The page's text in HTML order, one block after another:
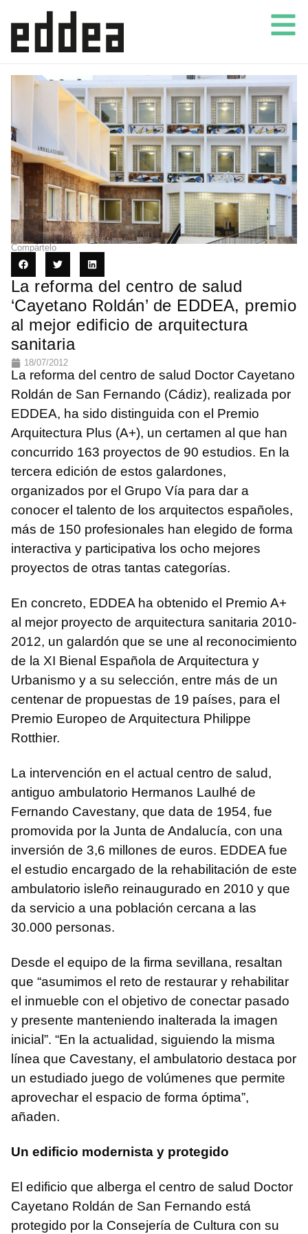
Compártelo
La reforma del centro de salud
‘Cayetano Roldán’ de EDDEA, premio
al mejor edificio de arquitectura
sanitaria
18/07/2012
La reforma del centro de salud Doctor Cayetano
Roldán de San Fernando (Cádiz), realizada por
EDDEA, ha sido distinguida con el Premio
Arquitectura Plus (A+), un certamen al que han
concurrido 163 proyectos de 90 estudios. En la
tercera edición de estos galardones,
organizados por el Grupo Vía para dar a
conocer el talento de los arquitectos españoles,
más de 150 profesionales han elegido de forma
interactiva y participativa los ocho mejores
proyectos de otras tantas categorías.
En concreto, EDDEA ha obtenido el Premio A+
al mejor proyecto de arquitectura sanitaria 2010-
2012, un galardón que se une al reconocimiento
de la XI Bienal Española de Arquitectura y
Urbanismo y a su selección, entre más de un
centenar de propuestas de 19 países, para el
Premio Europeo de Arquitectura Philippe
Rotthier.
La intervención en el actual centro de salud,
antiguo ambulatorio Hermanos Laulhé de
Fernando Cavestany, que data de 1954, fue
promovida por la Junta de Andalucía, con una
inversión de 3,6 millones de euros. EDDEA fue
el estudio encargado de la rehabilitación de este
ambulatorio isleño reinaugurado en 2010 y que
da servicio a una población cercana a las
30.000 personas.
Desde el equipo de la firma sevillana, resaltan
que “asumimos el reto de restaurar y rehabilitar
el inmueble con el objetivo de conectar pasado
y presente manteniendo inalterada la imagen
inicial”. “En la actualidad, siguiendo la misma
línea que Cavestany, el ambulatorio destaca por
un estudiado juego de volúmenes que permite
aprovechar el espacio de forma óptima”,
añaden.
Un edificio modernista y protegido
El edificio que alberga el centro de salud Doctor
Cayetano Roldán de San Fernando está
protegido por la Consejería de Cultura con su